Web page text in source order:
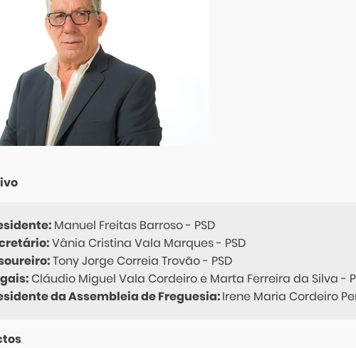
Manuel Freitas Barroso - PSD
Vânia Cristina Vala Marques - PSD
Tony Jorge Correia Trovão - PSD
Cláudio Miguel Vala Cordeiro e Marta Ferreira da Silva -
da Assembleia de Freguesia:Irene Maria Cordeiro